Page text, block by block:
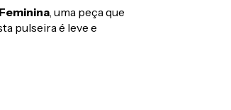
, uma peça que
pulseira é leve e